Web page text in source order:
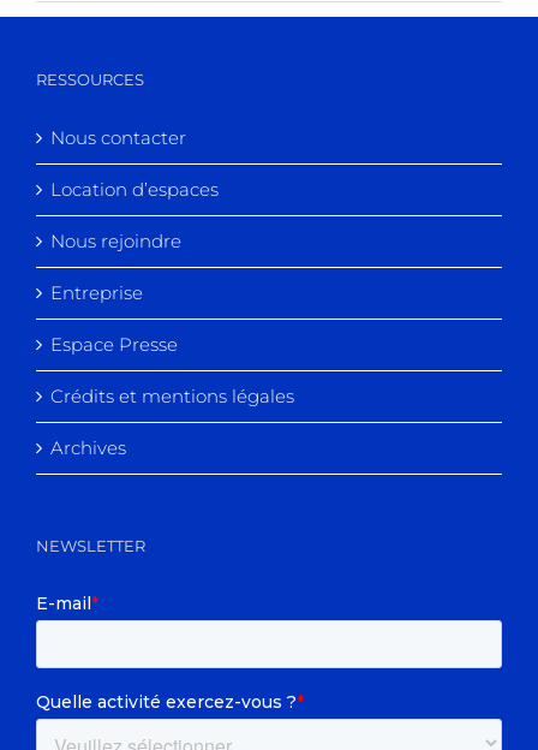
RESSOURCES
Nous contacter
Location d’espaces
Nous rejoindre
Entreprise
Espace Presse
Crédits et mentions légales
Archives
NEWSLETTER